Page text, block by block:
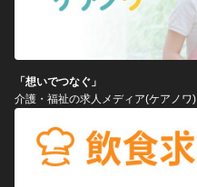
「想いでつなぐ」
介護・福祉の求人メディア(ケアノワ)